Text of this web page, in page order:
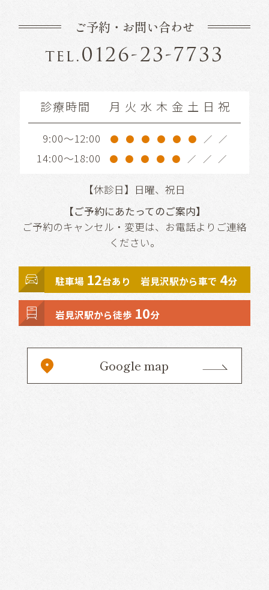
ご予約・お問い合わせ
tel.0126-23-7733
診療時間 月 火 水 木 金 土 日 祝
9:00～12:00 ● ● ● ● ● ● ／ ／
14:00～18:00 ● ● ● ● ● ／ ／ ／
【休診日】日曜、祝日
【ご予約にあたってのご案内】
ご予約のキャンセル・変更は、お電話よりご連絡
ください。
駐車場 12台あり 岩見沢駅から車で 4分
岩見沢駅から徒歩 10分
Google map